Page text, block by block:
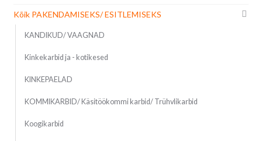
Kõik PAKENDAMISEKS/ ESITLEMISEKS
KANDIKUD/ VAAGNAD
Kinkekarbid ja - kotikesed
KINKEPAELAD
KOMMIKARBID/ Käsitöökommi karbid/ Trühvlikarbid
Koogikarbid